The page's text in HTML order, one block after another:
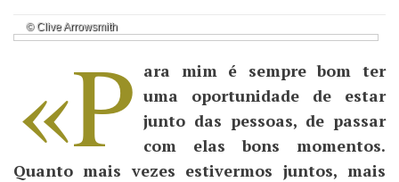
© Clive Arrowsmith
«P ara mim é sempre bom ter
uma oportunidade de estar
junto das pessoas, de passar
com elas bons momentos.
Quanto mais vezes estivermos juntos, mais